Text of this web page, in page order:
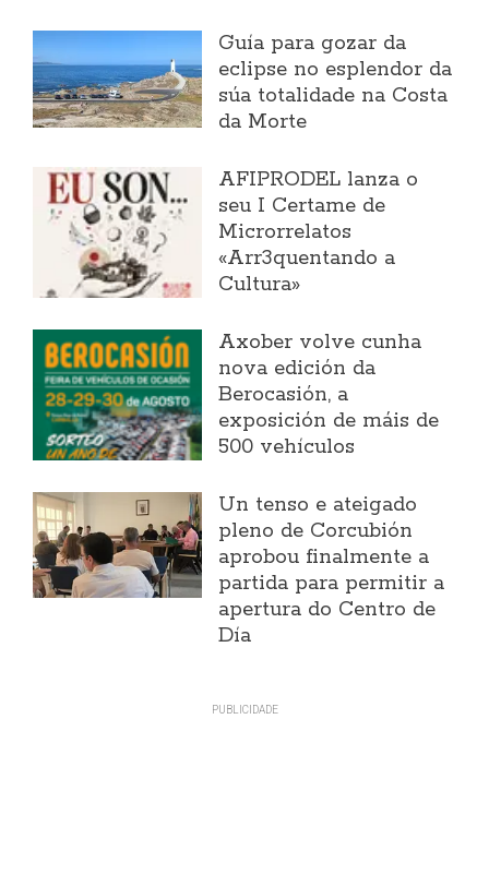
Guía para gozar da
eclipse no esplendor da
súa totalidade na Costa
da Morte
AFIPRODEL lanza o
seu I Certame de
Microrrelatos
«Arr3quentando a
Cultura»
Axober volve cunha
nova edición da
Berocasión, a
exposición de máis de
500 vehículos
Un tenso e ateigado
pleno de Corcubión
aprobou finalmente a
partida para permitir a
apertura do Centro de
Día